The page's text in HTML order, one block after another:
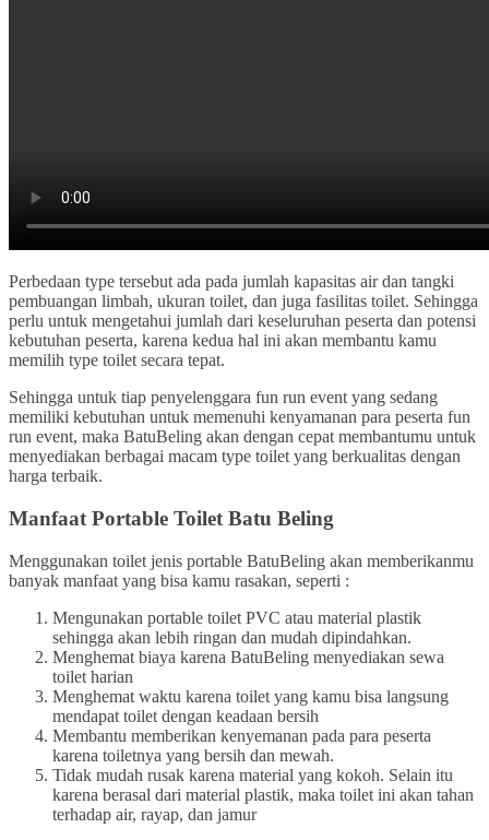
Perbedaan type tersebut ada pada jumlah kapasitas air dan tangki
pembuangan limbah, ukuran toilet, dan juga fasilitas toilet. Sehingga
perlu untuk mengetahui jumlah dari keseluruhan peserta dan potensi
kebutuhan peserta, karena kedua hal ini akan membantu kamu
memilih type toilet secara tepat.
Sehingga untuk tiap penyelenggara fun run event yang sedang
memiliki kebutuhan untuk memenuhi kenyamanan para peserta fun
run event, maka BatuBeling akan dengan cepat membantumu untuk
menyediakan berbagai macam type toilet yang berkualitas dengan
harga terbaik.
Manfaat Portable Toilet Batu Beling
Menggunakan toilet jenis portable BatuBeling akan memberikanmu
banyak manfaat yang bisa kamu rasakan, seperti :
Mengunakan portable toilet PVC atau material plastik
sehingga akan lebih ringan dan mudah dipindahkan.
Menghemat biaya karena BatuBeling menyediakan sewa
toilet harian
Menghemat waktu karena toilet yang kamu bisa langsung
mendapat toilet dengan keadaan bersih
Membantu memberikan kenyemanan pada para peserta
karena toiletnya yang bersih dan mewah.
Tidak mudah rusak karena material yang kokoh. Selain itu
karena berasal dari material plastik, maka toilet ini akan tahan
terhadap air, rayap, dan jamur